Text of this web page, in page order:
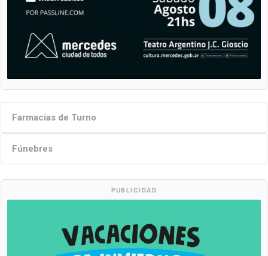
Farmacias de Turno
Fúnebres
PUBLICIDAD